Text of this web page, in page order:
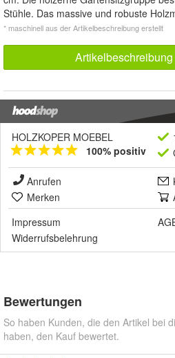
Stühle. Das massive und robuste
* maschinell aus der Artikelbeschreibung erstellt
HOLZKOPER MOEBEL
100% positiv
Anrufen
Merken
Impressum
Widerrufsbelehrung
Bewertungen
So haben Kunden, die den Artikel bei
haben, den Kauf bewertet.